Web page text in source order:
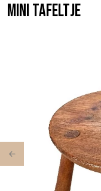
Mini tafeltje
Previous